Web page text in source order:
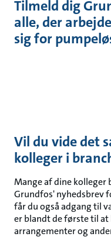
Tilmeld dig
alle, der
sig for
Vil du vide det
kolleger i
Mange af dine kolleger
Grundfos' nyhedsbrev
får du også adgang til
er blandt de første til
arrangementer og